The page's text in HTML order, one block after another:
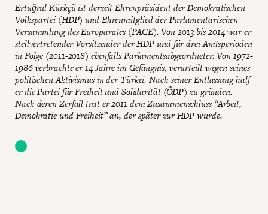
Ertuğrul Kürkçü ist derzeit Ehrenpräsident der Demokratischen
Volkspartei (HDP) und Ehrenmitglied der Parlamentarischen
Versammlung des Europarates (PACE). Von 2013 bis 2014 war er
stellvertretender Vorsitzender der HDP und für drei Amtsperioden
in Folge (2011-2018) ebenfalls Parlamentsabgeordneter. Von 1972-
1986 verbrachte er 14 Jahre im Gefängnis, verurteilt wegen seines
politischen Aktivismus in der Türkei. Nach seiner Entlassung half
er die Partei für Freiheit und Solidarität (ÖDP) zu gründen.
Nach deren Zerfall trat er 2011 dem Zusammenschluss “Arbeit,
Demokratie und Freiheit” an, der später zur HDP wurde.